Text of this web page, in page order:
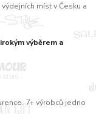
míst v Česku a
výběrem a
7+ výrobců jedno